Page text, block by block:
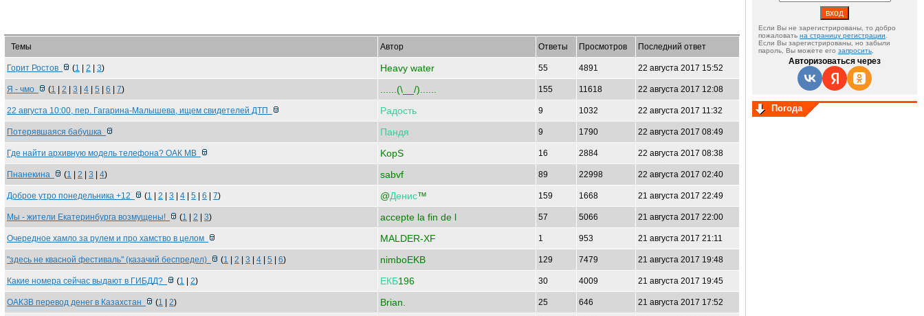
Темы Автор Ответы Просмотров Последний ответ
Горит Ростов (1 2 3) Heavy water 55 4891 22 августа 2017 15:52
Я - чмо (1 2 3 4 5 6 7) ......(\__/)...... 155 11618 22 августа 2017 12:08
22 августа 10:00, пер. Гагарина-Малышева, ищем свидетелей ДТП Радость 9 1032 22 августа 2017 11:32
Потерявшаяся бабушка Пандя 9 1790 22 августа 2017 08:49
Где найти архивную модель телефона? ОАК МВ KopS 16 2884 22 августа 2017 08:38
Пнанекина (1 2 3 4) sabvf 89 22998 22 августа 2017 02:40
Доброе утро понедельника +12 (1 2 3 4 5 6 7) @Денис™ 159 1668 21 августа 2017 22:49
Мы - жители Екатеринбурга возмущены! (1 2 3) accepte la fin de l 57 5066 21 августа 2017 22:00
Очередное хамло за рулем и про хамство в целом MALDER-XF 1 953 21 августа 2017 21:11
"здесь не квасной фестиваль" (казачий беспредел) (1 2 3 4 5 6) nimboEKB 129 7479 21 августа 2017 19:48
Какие номера сейчас выдают в ГИБДД? (1 2) ЕКБ196 30 4009 21 августа 2017 19:45
ОАКЗВ перевод денег в Казахстан (1 2) Brian. 25 646 21 августа 2017 17:52
Если Вы не зарегистрированы, то добро
пожаловать на страницу регистрации
Если Вы зарегистрированы, но забыли
пароль, Вы можете его запросить
Авторизоваться через
Погода